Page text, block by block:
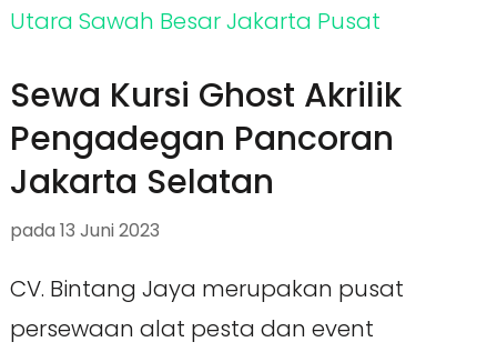
Sewa Kursi Ghost Akrilik
Pengadegan Pancoran
Jakarta Selatan
pada 13 Juni 2023
CV. Bintang Jaya merupakan pusat
persewaan alat pesta dan event